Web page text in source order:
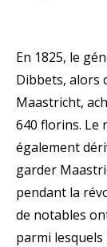
En 1825, le
Dibbets, alors
Maastricht,
640 florins. Le
également
garder
pendant la
de notables
parmi lesquels